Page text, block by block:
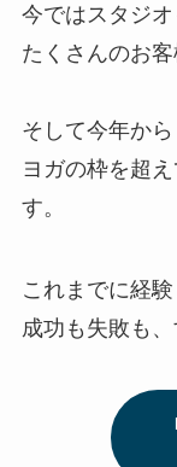
今ではスタジ
たくさんのお客
そして今年から
ヨガの枠を超
す。
これまでに経験
成功も失敗も